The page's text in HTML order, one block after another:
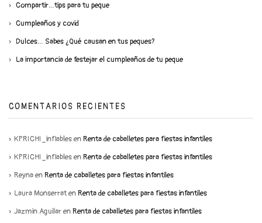
Compartir…tips para tu peque
Cumpleaños y covid
Dulces… Sabes ¿Qué causan en tus peques?
La importancia de festejar el cumpleaños de tu peque
COMENTARIOS RECIENTES
KPRICHI_inflablesenRenta de caballetes para fiestas infantiles
KPRICHI_inflablesenRenta de caballetes para fiestas infantiles
ReynaenRenta de caballetes para fiestas infantiles
Laura MonserratenRenta de caballetes para fiestas infantiles
Jazmin AguilarenRenta de caballetes para fiestas infantiles